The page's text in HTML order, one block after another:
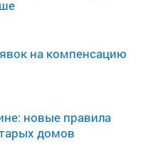
на компенсацию
новые правила
домов